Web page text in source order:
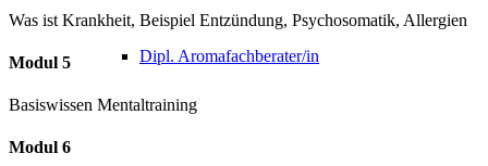
Dipl. Aromafachberater/in
Was ist Krankheit, Beispiel Entzündung, Psychosomatik, Allergien
Modul 5
Basiswissen Mentaltraining
Modul 6